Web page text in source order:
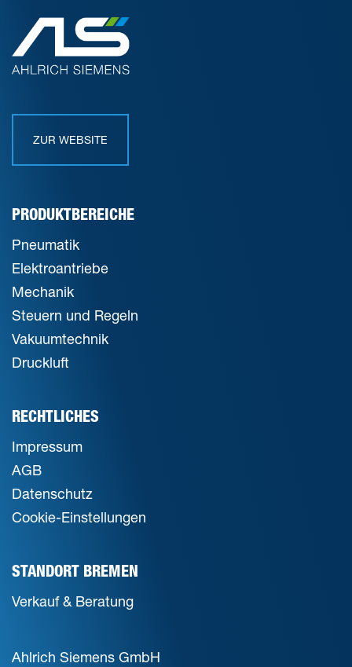
ZUR WEBSITE
PRODUKTBEREICHE
Pneumatik
Elektroantriebe
Mechanik
Steuern und Regeln
Vakuumtechnik
Druckluft
RECHTLICHES
Impressum
AGB
Datenschutz
Cookie-Einstellungen
STANDORT BREMEN
Verkauf & Beratung
Ahlrich Siemens GmbH